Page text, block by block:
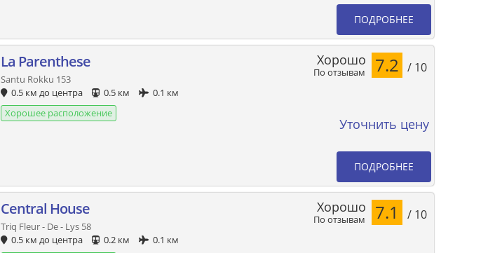
ПОДРОБНЕЕ
La Parenthese
Santu Rokku 153
0.5 км до центра
0.5 км
0.1 км
Хорошее расположение
По отзывам
Хорошо 7.2 / 10
Уточнить цену
ПОДРОБНЕЕ
Central House
Triq Fleur - De - Lys 58
0.5 км до центра
0.2 км
0.1 км
По отзывам
Хорошо 7.1 / 10